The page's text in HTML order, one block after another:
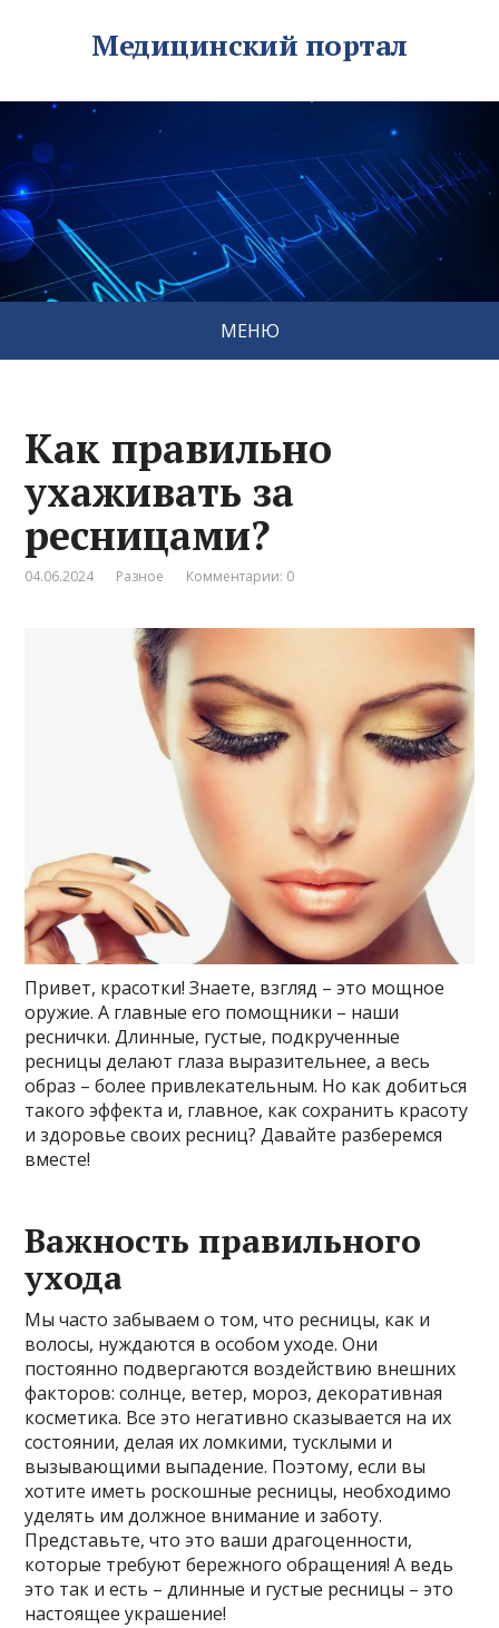
Медицинский портал
МЕНЮ
Как правильно
ухаживать за
ресницами?
04.06.2024 Разное Комментарии: 0
Привет, красотки! Знаете, взгляд – это мощное
оружие. А главные его помощники – наши
реснички. Длинные, густые, подкрученные
ресницы делают глаза выразительнее, а весь
образ – более привлекательным. Но как добиться
такого эффекта и, главное, как сохранить красоту
и здоровье своих ресниц? Давайте разберемся
вместе!
Важность правильного
ухода
Мы часто забываем о том, что ресницы, как и
волосы, нуждаются в особом уходе. Они
постоянно подвергаются воздействию внешних
факторов: солнце, ветер, мороз, декоративная
косметика. Все это негативно сказывается на их
состоянии, делая их ломкими, тусклыми и
вызывающими выпадение. Поэтому, если вы
хотите иметь роскошные ресницы, необходимо
уделять им должное внимание и заботу.
Представьте, что это ваши драгоценности,
которые требуют бережного обращения! А ведь
это так и есть – длинные и густые ресницы – это
настоящее украшение!